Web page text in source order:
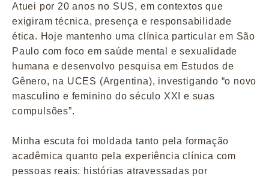
Atuei por 20 anos no SUS, em contextos que
exigiram técnica, presença e responsabilidade
ética. Hoje mantenho uma clínica particular em São
Paulo com foco em saúde mental e sexualidade
humana e desenvolvo pesquisa em Estudos de
Gênero, na UCES (Argentina), investigando “o novo
masculino e feminino do século XXI e suas
compulsões”.
Minha escuta foi moldada tanto pela formação
acadêmica quanto pela experiência clínica com
pessoas reais: histórias atravessadas por